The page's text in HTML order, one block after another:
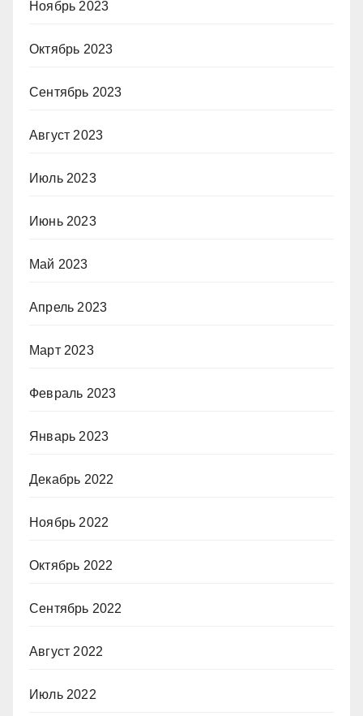
Ноябрь 2023
Октябрь 2023
Сентябрь 2023
Август 2023
Июль 2023
Июнь 2023
Май 2023
Апрель 2023
Март 2023
Февраль 2023
Январь 2023
Декабрь 2022
Ноябрь 2022
Октябрь 2022
Сентябрь 2022
Август 2022
Июль 2022